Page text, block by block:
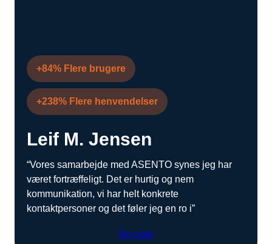
+84% Flere brugere
+238% Flere henvendelser
Leif M. Jensen
“Vores samarbejde med ASENTO synes jeg har
været fortræffeligt. Det er hurtig og nem
kommunikation, vi har helt konkrete
kontaktpersoner og det føler jeg en ro i”
Se case